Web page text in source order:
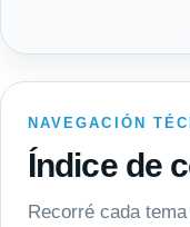
NAVEGACIÓN
Índice de
Recorré cada